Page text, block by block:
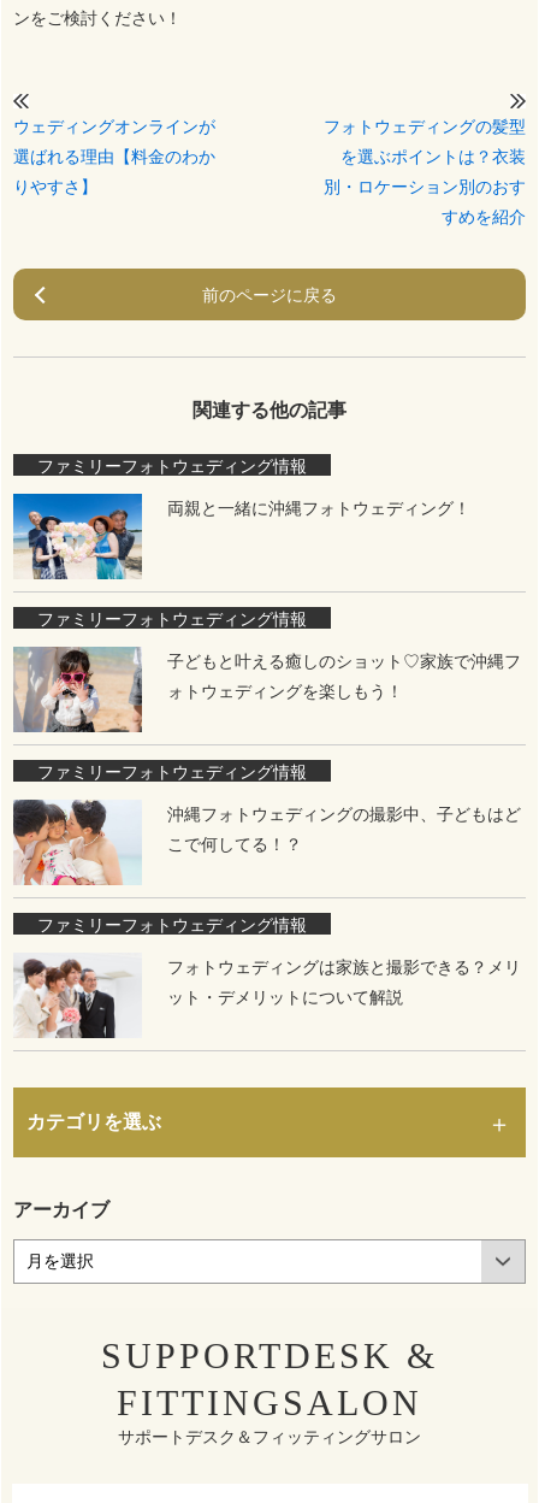
ンをご検討ください！
ウェディングオンラインが
選ばれる理由【料金のわか
りやすさ】
フォトウェディングの髪型
を選ぶポイントは？衣装
別・ロケーション別のおす
すめを紹介
前のページに戻る
関連する他の記事
ファミリーフォトウェディング情報
両親と一緒に沖縄フォトウェディング！
ファミリーフォトウェディング情報
子どもと叶える癒しのショット♡家族で沖縄フ
ォトウェディングを楽しもう！
ファミリーフォトウェディング情報
沖縄フォトウェディングの撮影中、子どもはど
こで何してる！？
ファミリーフォトウェディング情報
フォトウェディングは家族と撮影できる？メリ
ット・デメリットについて解説
カテゴリを選ぶ
アーカイブ
SUPPORTDESK &
FITTINGSALON
サポートデスク＆フィッティングサロン